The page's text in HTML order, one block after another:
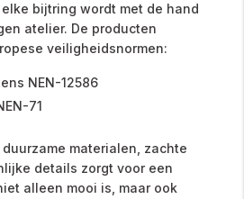
bijtring wordt met de hand
atelier. De producten
veiligheidsnormen:
NEN-12586
71
materialen, zachte
details zorgt voor een
alleen mooi is, maar ook